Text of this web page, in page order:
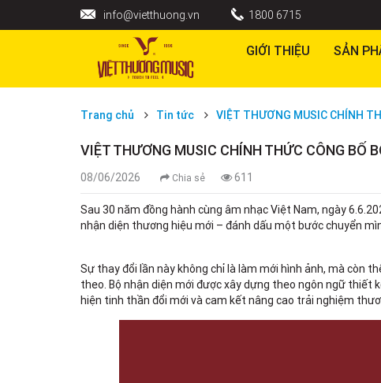
info@vietthuong.vn 1800 6715
GIỚI THIỆU SẢN
Trang chủ Tin tức VIỆT THƯƠNG MUSIC CHÍNH
VIỆT THƯƠNG MUSIC CHÍNH THỨC CÔNG BỐ
08/06/2026 Chia sẻ 611
Sau 30 năm đồng hành cùng âm nhạc Việt Nam, ngày
nhận diện thương hiệu mới – đánh dấu một bước chuyển
Sự thay đổi lần này không chỉ là làm mới hình ảnh, mà còn
theo. Bộ nhận diện mới được xây dựng theo ngôn ngữ thiết
hiện tinh thần đổi mới và cam kết nâng cao trải nghiệm